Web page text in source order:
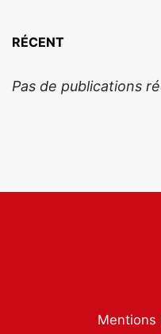
RÉCENT
Pas de publications
Mentions